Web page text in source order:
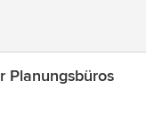
Planungsbüros